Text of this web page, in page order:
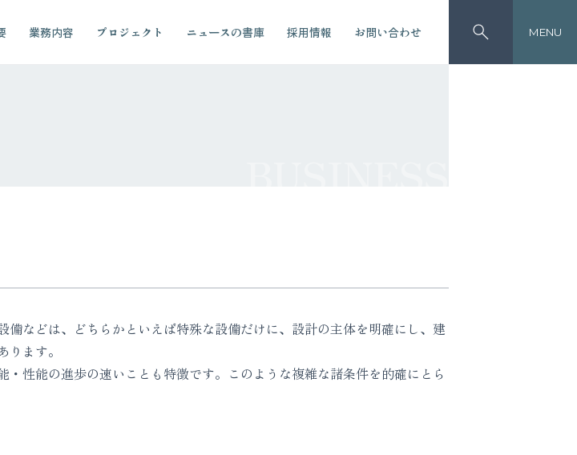
業務内容 プロジェクト ニュースの書庫 採用情報 お問い合わせ MENU
などは、どちらかといえば特殊な設備だけに、設計の主体を明確にし、建
ます。
性能の進歩の速いことも特徴です。このような複雑な諸条件を的確にとら